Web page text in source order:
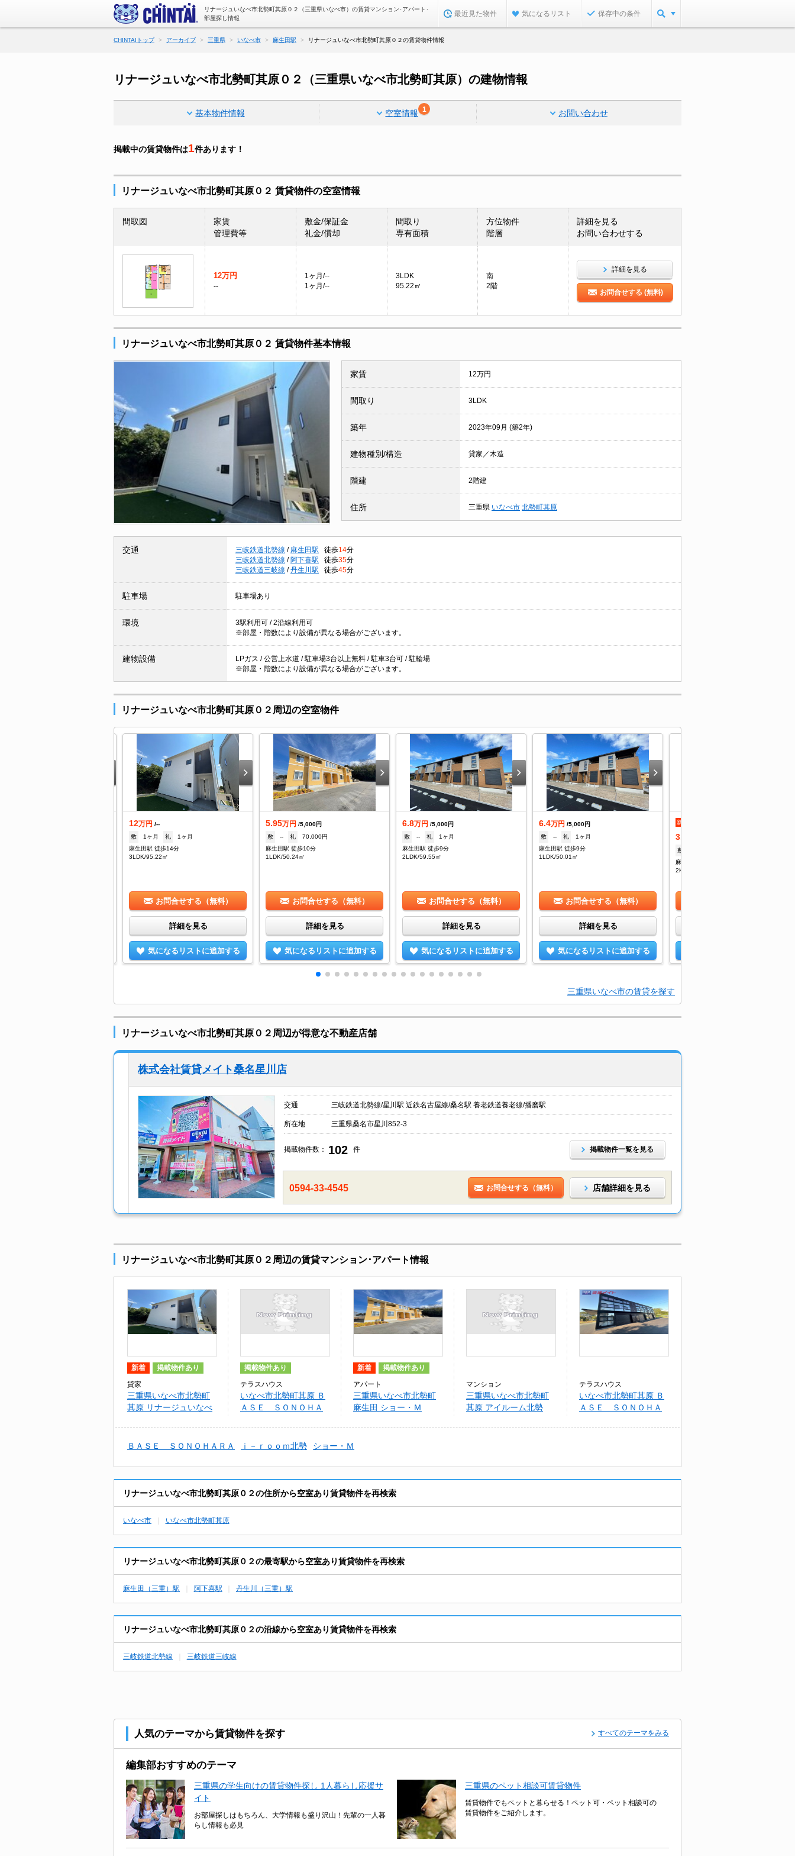
リナージュいなべ市北勢町其原０２（三重県いなべ市）の賃貸マンション･アパート･
部屋探し情報
最近見た物件 気になるリスト 保存中の条件
CHINTAIトップ アーカイブ 三重県 いなべ市 麻生田駅 リナージュいなべ市北勢町其原０２の賃貸物件情報
リナージュいなべ市北勢町其原０２（三重県いなべ市北勢町其原）の建物情報
基本物件情報 空室情報 1 お問い合わせ
掲載中の賃貸物件は1件あります！
リナージュいなべ市北勢町其原０２ 賃貸物件の空室情報
間取図
家賃
管理費等
敷金/保証金
礼金/償却
間取り
専有面積
方位物件
階層
詳細を見る
お問い合わせする
12万円
--
1ヶ月/--
1ヶ月/--
3LDK
95.22㎡
南
2階
詳細を見る
お問合せする (無料)
リナージュいなべ市北勢町其原０２ 賃貸物件基本情報
家賃 12万円
間取り 3LDK
築年 2023年09月 (築2年)
建物種別/構造 貸家／木造
階建 2階建
住所 三重県 いなべ市 北勢町其原
交通 三岐鉄道北勢線 / 麻生田駅 徒歩14分
三岐鉄道北勢線 / 阿下喜駅 徒歩35分
三岐鉄道三岐線 / 丹生川駅 徒歩45分
駐車場 駐車場あり
環境
3駅利用可 / 2沿線利用可
※部屋・階数により設備が異なる場合がございます。
建物設備
LPガス / 公営上水道 / 駐車場3台以上無料 / 駐車3台可 / 駐輪場
※部屋・階数により設備が異なる場合がございます。
リナージュいなべ市北勢町其原０２周辺の空室物件
12万円 /--
敷
1ヶ月 礼
1ヶ月
麻生田駅 徒歩14分
3LDK/95.22㎡
お問合せする（無料）
詳細を見る
気になるリストに追加する
5.95万円 /5,000円
敷
-- 礼
70,000円
麻生田駅 徒歩10分
1LDK/50.24㎡
お問合せする（無料）
詳細を見る
気になるリストに追加する
6.8万円 /5,000円
敷
-- 礼
1ヶ月
麻生田駅 徒歩9分
2LDK/59.55㎡
お問合せする（無料）
詳細を見る
気になるリストに追加する
6.4万円 /5,000円
敷
-- 礼
1ヶ月
麻生田駅 徒歩9分
1LDK/50.01㎡
お問合せする（無料）
詳細を見る
気になるリストに追加する
新着
3.4
敷
麻生田駅 徒歩10分
2K/33.12㎡
三重県いなべ市の賃貸を探す
リナージュいなべ市北勢町其原０２周辺が得意な不動産店舗
株式会社賃貸メイト桑名星川店
交通 三岐鉄道北勢線/星川駅 近鉄名古屋線/桑名駅 養老鉄道養老線/播磨駅
所在地 三重県桑名市星川852-3
掲載物件数： 102 件 掲載物件一覧を見る
0594-33-4545 お問合せする（無料） 店舗詳細を見る
リナージュいなべ市北勢町其原０２周辺の賃貸マンション･アパート情報
新着 掲載物件あり
貸家
三重県いなべ市北勢町
其原 リナージュいなべ
掲載物件あり
テラスハウス
いなべ市北勢町其原 Ｂ
ＡＳＥ ＳＯＮＯＨＡ
新着 掲載物件あり
アパート
三重県いなべ市北勢町
麻生田 ショー・Ｍ
マンション
三重県いなべ市北勢町
其原 アイルーム北勢
テラスハウス
いなべ市北勢町其原 Ｂ
ＡＳＥ ＳＯＮＯＨＡ
ＢＡＳＥ ＳＯＮＯＨＡＲＡ ｉ－ｒｏｏｍ北勢 ショー・Ｍ
リナージュいなべ市北勢町其原０２の住所から空室あり賃貸物件を再検索
いなべ市 いなべ市北勢町其原
リナージュいなべ市北勢町其原０２の最寄駅から空室あり賃貸物件を再検索
麻生田（三重）駅 阿下喜駅 丹生川（三重）駅
リナージュいなべ市北勢町其原０２の沿線から空室あり賃貸物件を再検索
三岐鉄道北勢線 三岐鉄道三岐線
人気のテーマから賃貸物件を探す すべてのテーマをみる
編集部おすすめのテーマ
三重県の学生向けの賃貸物件探し 1人暮らし応援サ
イト
お部屋探しはもちろん、大学情報も盛り沢山！先輩の一人暮
らし情報も必見
三重県のペット相談可賃貸物件
賃貸物件でもペットと暮らせる！ペット可・ペット相談可の
賃貸物件をご紹介します。